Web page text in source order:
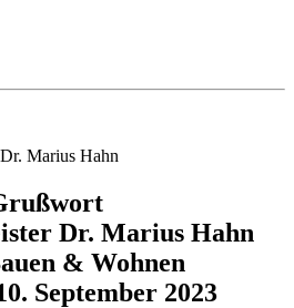
Dr. Marius Hahn
& Wohnen
September 2023